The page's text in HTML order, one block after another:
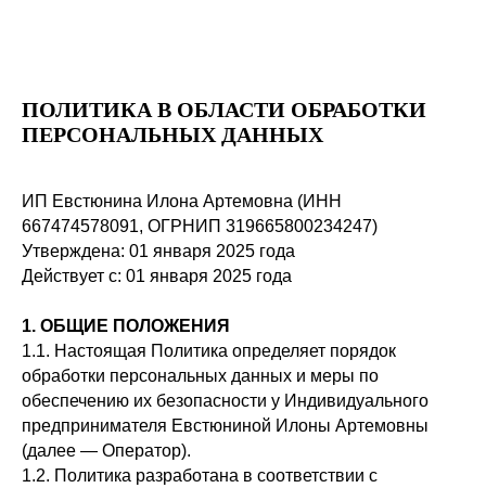
Главная
Этапы
Кейсы
Блог
Контакты
ПОЛИТИКА В ОБЛАСТИ ОБРАБОТКИ
ПЕРСОНАЛЬНЫХ ДАННЫХ
ИП Евстюнина Илона Артемовна (ИНН
667474578091, ОГРНИП 319665800234247)
Утверждена: 01 января 2025 года
Действует с: 01 января 2025 года
1. ОБЩИЕ ПОЛОЖЕНИЯ
1.1. Настоящая Политика определяет порядок
обработки персональных данных и меры по
обеспечению их безопасности у Индивидуального
предпринимателя Евстюниной Илоны Артемовны
(далее — Оператор).
1.2. Политика разработана в соответствии с